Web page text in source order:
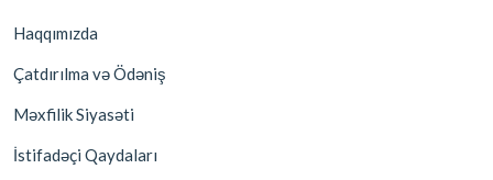
Haqqımızda
Çatdırılma və Ödəniş
Məxfilik Siyasəti
İstifadəçi Qaydaları